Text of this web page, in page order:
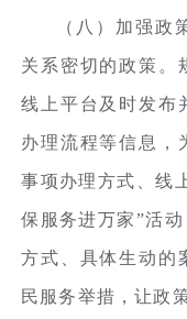
（八）加强政
关系密切的政策。
线上平台及时发布
办理流程等信息，
事项办理方式、线
保服务进万家”活
方式、具体生动的
民服务举措，让政